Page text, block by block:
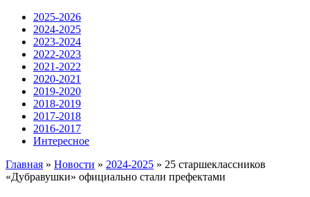
2025-2026
2024-2025
2023-2024
2022-2023
2021-2022
2020-2021
2019-2020
2018-2019
2017-2018
2016-2017
Интересное
Главная » Новости » 2024-2025 » 25 старшеклассников
«Дубравушки» официально стали префектами